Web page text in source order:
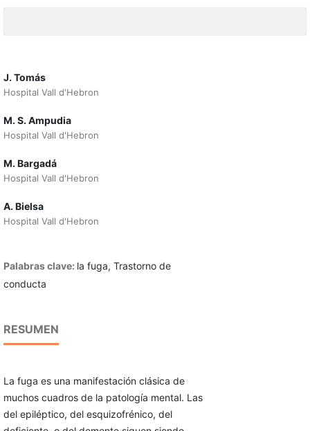
J. Tomás
Hospital Vall d'Hebron
M. S. Ampudia
Hospital Vall d'Hebron
M. Bargadá
Hospital Vall d'Hebron
A. Bielsa
Hospital Vall d'Hebron
Palabras clave: la fuga, Trastorno de
conducta
RESUMEN
La fuga es una manifestación clásica de
muchos cuadros de la patología mental. Las
del epiléptico, del esquizofrénico, del